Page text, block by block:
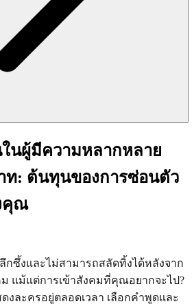
นผู้มีความหลากหลาย
ท: ต้นทุนของการซ่อนตัว
คุณ
กซึ้งและไม่สามารถสลัดทิ้งได้หลังจาก
แม้แต่การเข้าสังคมที่คุณอยากจะไป?
ละครอยู่ตลอดเวลา เลือกคำพูดและ